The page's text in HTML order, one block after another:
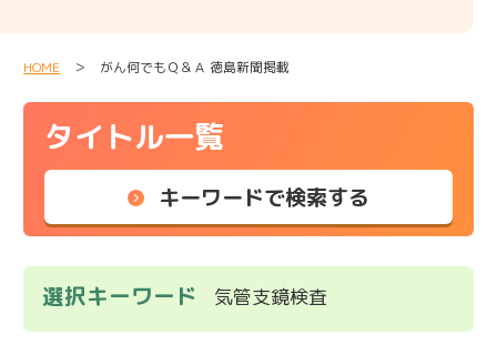
HOME ＞ がん何でもＱ＆Ａ 徳島新聞掲載
タイトル一覧
キーワードで検索する
選択キーワード 気管支鏡検査